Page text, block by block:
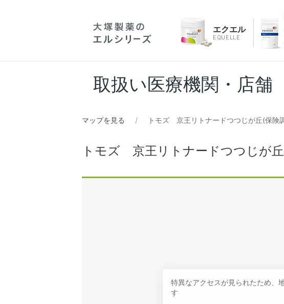
エクエル
EQUELLE
取扱い医療機関・店舗
マップを見る トモズ 京王リトナードつつじが丘(保険
トモズ 京王リトナードつつじが丘
特異なアクセスが見られたため、
す